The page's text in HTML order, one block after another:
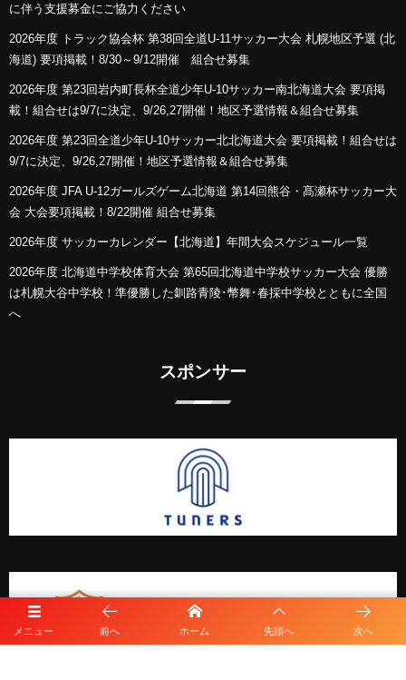
メニュー 前へ ホーム 先頭へ 次へ
に伴う支援募金にご協力ください
2026年度 トラック協会杯 第38回全道U-11サッカー大会 札幌地区予選 (北
海道) 要項掲載！8/30～9/12開催 組合せ募集
2026年度 第23回岩内町長杯全道少年U-10サッカー南北海道大会 要項掲
載！組合せは9/7に決定、9/26,27開催！地区予選情報＆組合せ募集
2026年度 第23回全道少年U-10サッカー北北海道大会 要項掲載！組合せは
9/7に決定、9/26,27開催！地区予選情報＆組合せ募集
2026年度 JFA U-12ガールズゲーム北海道 第14回熊谷・髙瀬杯サッカー大
会 大会要項掲載！8/22開催 組合せ募集
2026年度 サッカーカレンダー【北海道】年間大会スケジュール一覧
2026年度 北海道中学校体育大会 第65回北海道中学校サッカー大会 優勝
は札幌大谷中学校！準優勝した釧路青陵･幣舞･春採中学校とともに全国
へ
スポンサー